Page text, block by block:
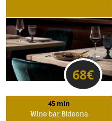
68€
45 min
Wine bar Bideona